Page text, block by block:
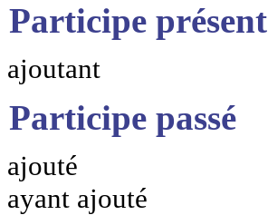
Participe présent
ajoutant
Participe passé
ajouté
ayant ajouté